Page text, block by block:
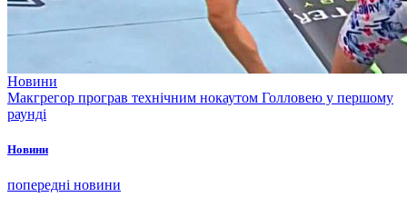
Новини
Макгрегор програв технічним нокаутом Голловею у першому
раунді
Новини
попередні новини